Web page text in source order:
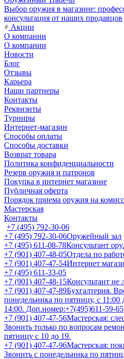
Выбор оружия в магазине:
консультация от наших продавцов
Акции
О компании
О компании
Новости
Блог
Отзывы
Карьера
Наши партнеры
Контакты
Реквизиты
Турниры
Интернет-магазин
Способы оплаты
Способы доставки
Возврат товара
Политика конфиденциальности
Резерв оружия и патронов
Покупка в интернет магазине
Публичная оферта
Порядок приема оружия на
Мастерская
Контакты
+7 (495) 792-30-06
+7 (495) 792-30-06Оружейный зал
+7 (495) 611-08-78Консультант
+7 (901) 407-48-05Отдела по
+7 (901) 407-47-54Интернет
+7 (495) 611-33-05
+7 (901) 407-48-15Консультант не
+7 (901) 407-47-89Бухгалтерия.
понедельника по пятницу, с 11:00
14:00. Доп.номер:+7(495)611-59-65
+7 (901) 407-47-56Мастерская:
Звонить только по вопросам
пятницу с 10 до 19.
+7 (901) 407-47-96Мастерская:
Звонить с понедельника по